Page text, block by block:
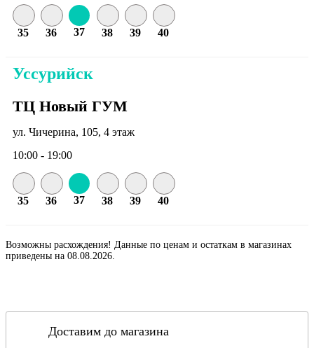
35 36 37 38 39 40
Уссурийск
ТЦ Новый ГУМ
ул. Чичерина, 105, 4 этаж
10:00 - 19:00
35 36 37 38 39 40
Возможны расхождения! Данные по ценам и остаткам в магазинах
приведены на 08.08.2026.
Доставим до магазина